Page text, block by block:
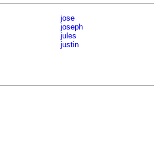
jose
joseph
jules
justin